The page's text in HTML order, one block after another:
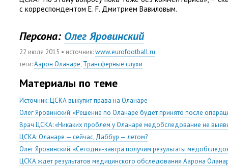
с корреспондентом E. F. Дмитрием Вавиловым.
Персона: Олег Яровинский
22 июля 2015 • источник:www.eurofootball.ru
теги:Аарон Оланаре, Трансферные слухи
Материалы по теме
Источник: ЦСКА выкупит права на Оланаре
Олег Яровинский: «Решение по Оланаре будет принято после
Врач ЦСКА: «Никаких проблем у Оланаре медобследование не
ЦСКА: Оланаре — сейчас, Даббур — летом?
Олег Яровинский: «Сегодня-завтра получим результаты
ЦСКА ждет результатов медицинского обследования Аарона